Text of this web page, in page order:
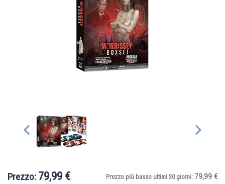
Prezzo: 79,99 € Prezzo più basso ultimi 30 giorni: 79,99 €